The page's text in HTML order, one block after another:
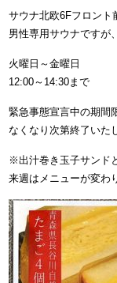
サウナ北欧6Fフロント
男性専用サウナですが
火曜日～金曜日
12:00～14:30まで
緊急事態宣言中の期間
なくなり次第終了いた
※出汁巻き玉子サンド
来週はメニューが変わ